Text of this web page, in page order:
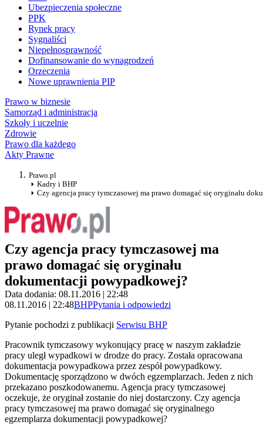
Ubezpieczenia społeczne
PPK
Rynek pracy
Sygnaliści
Niepełnosprawność
Dofinansowanie do wynagrodzeń
Orzeczenia
Nowe uprawnienia PIP
Prawo w biznesie
Samorząd i administracja
Szkoły i uczelnie
Zdrowie
Prawo dla każdego
Akty Prawne
Prawo.pl
Kadry i BHP
Czy agencja pracy tymczasowej ma prawo domagać się oryginału
Czy agencja pracy tymczasowej ma
prawo domagać się oryginału
dokumentacji powypadkowej?
Data dodania: 08.11.2016 | 22:48
08.11.2016 | 22:48BHPPytania i odpowiedzi
Pytanie pochodzi z publikacji Serwisu BHP
Pracownik tymczasowy wykonujący pracę w naszym zakładzie
pracy uległ wypadkowi w drodze do pracy. Została opracowana
dokumentacja powypadkowa przez zespół powypadkowy.
Dokumentację sporządzono w dwóch egzemplarzach. Jeden z nich
przekazano poszkodowanemu. Agencja pracy tymczasowej
oczekuje, że oryginał zostanie do niej dostarczony. Czy agencja
pracy tymczasowej ma prawo domagać się oryginalnego
egzemplarza dokumentacji powypadkowej?